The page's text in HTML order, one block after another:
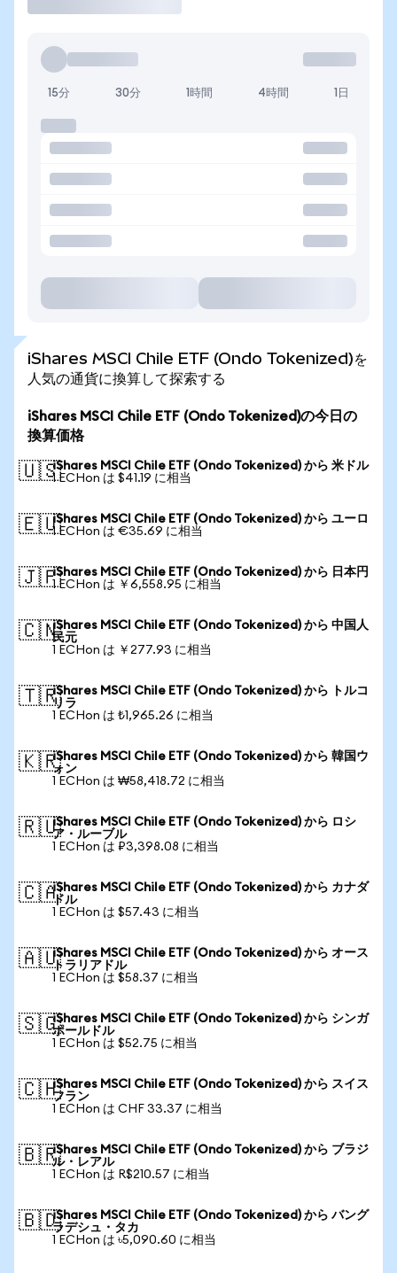
15分 30分 1時間 4時間 1日
iShares MSCI Chile ETF (Ondo Tokenized)を
人気の通貨に換算して探索する
iShares MSCI Chile ETF (Ondo Tokenized)の今日の
換算価格
🇺🇸iShares MSCI Chile ETF (Ondo Tokenized) から 米ドル
1 ECHon は $41.19 に相当
🇪🇺iShares MSCI Chile ETF (Ondo Tokenized) から ユーロ
1 ECHon は €35.69 に相当
🇯🇵iShares MSCI Chile ETF (Ondo Tokenized) から 日本円
1 ECHon は ￥6,558.95 に相当
🇨🇳iShares MSCI Chile ETF (Ondo Tokenized) から 中国人
民元
1 ECHon は ￥277.93 に相当
🇹🇷iShares MSCI Chile ETF (Ondo Tokenized) から トルコ
リラ
1 ECHon は ₺1,965.26 に相当
🇰🇷iShares MSCI Chile ETF (Ondo Tokenized) から 韓国ウ
ォン
1 ECHon は ₩58,418.72 に相当
🇷🇺iShares MSCI Chile ETF (Ondo Tokenized) から ロシ
ア・ルーブル
1 ECHon は ₽3,398.08 に相当
🇨🇦iShares MSCI Chile ETF (Ondo Tokenized) から カナダ
ドル
1 ECHon は $57.43 に相当
🇦🇺iShares MSCI Chile ETF (Ondo Tokenized) から オース
トラリアドル
1 ECHon は $58.37 に相当
🇸🇬iShares MSCI Chile ETF (Ondo Tokenized) から シンガ
ポールドル
1 ECHon は $52.75 に相当
🇨🇭iShares MSCI Chile ETF (Ondo Tokenized) から スイス
フラン
1 ECHon は CHF 33.37 に相当
🇧🇷iShares MSCI Chile ETF (Ondo Tokenized) から ブラジ
ル・レアル
1 ECHon は R$210.57 に相当
🇧🇩iShares MSCI Chile ETF (Ondo Tokenized) から バング
ラデシュ・タカ
1 ECHon は ৳5,090.60 に相当